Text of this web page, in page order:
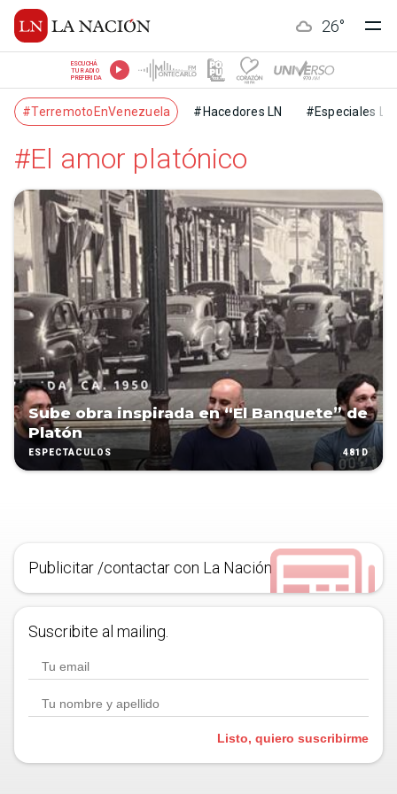
26°
ESCUCHÁ
TU RADIO
PREFERIDA
#TerremotoEnVenezuela #Hacedores LN #Especiales LN
#El amor platónico
Sube obra inspirada en “El Banquete” de
Platón
ESPECTÁCULOS 481D
Publicitar /contactar con La Nación
Suscribite al mailing.
Listo, quiero suscribirme